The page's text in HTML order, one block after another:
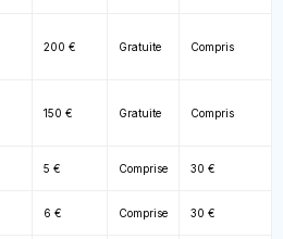
200 € Gratuite Compris
150 € Gratuite Compris
5 € Comprise 30 €
6 € Comprise 30 €